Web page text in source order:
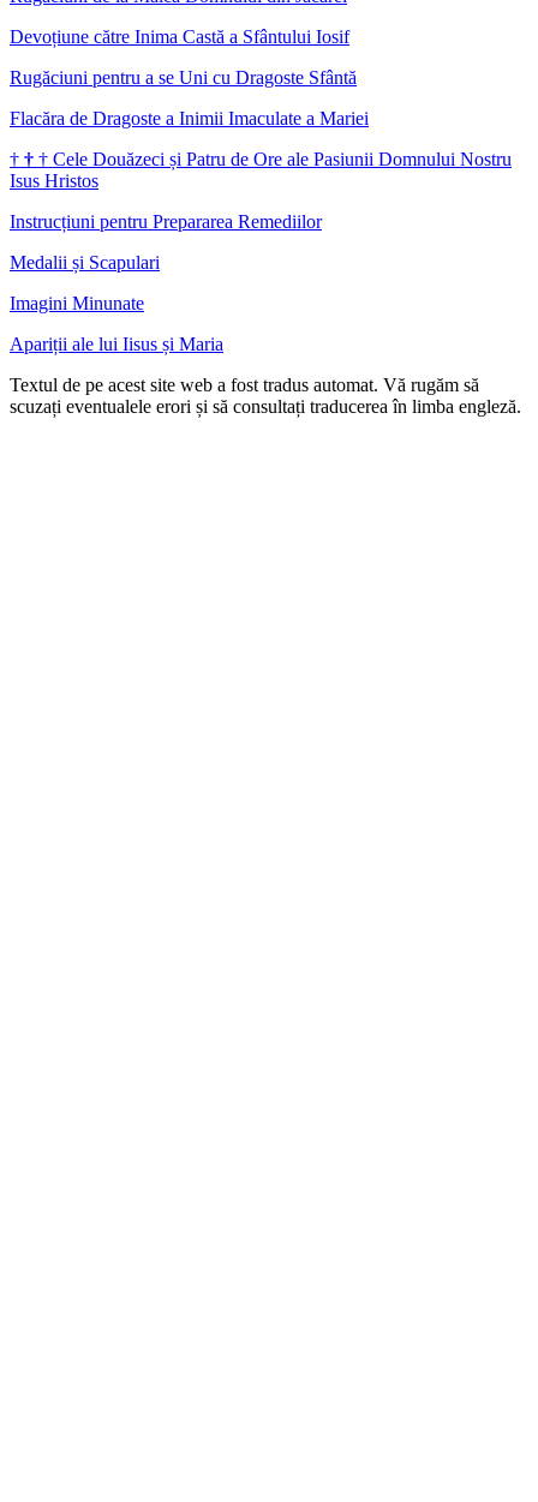
Devoțiune către Inima Castă a Sfântului Iosif
Rugăciuni pentru a se Uni cu Dragoste Sfântă
Flacăra de Dragoste a Inimii Imaculate a Mariei
† † † Cele Douăzeci și Patru de Ore ale Pasiunii Domnului Nostru
Isus Hristos
Instrucțiuni pentru Prepararea Remediilor
Medalii și Scapulari
Imagini Minunate
Apariții ale lui Iisus și Maria
Textul de pe acest site web a fost tradus automat. Vă rugăm să
scuzați eventualele erori și să consultați traducerea în limba engleză.